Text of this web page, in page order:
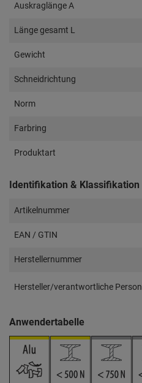
Auskraglänge A
Länge gesamt L
Gewicht
Schneidrichtung
Norm
Farbring
Produktart
Identifikation & Klassifikation
Artikelnummer
EAN / GTIN
Herstellernummer
Hersteller/verantwortliche Person
Anwendertabelle